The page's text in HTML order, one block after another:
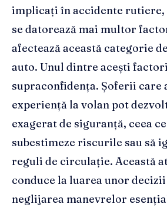
implicați în accidente rutiere,
se datorează mai multor
afectează această categorie
auto. Unul dintre acești
supraconfidența. Șoferii care
experiență la volan pot
exagerat de siguranță, ceea
subestimeze riscurile sau să
reguli de circulație. Această
conduce la luarea unor
neglijarea manevrelor